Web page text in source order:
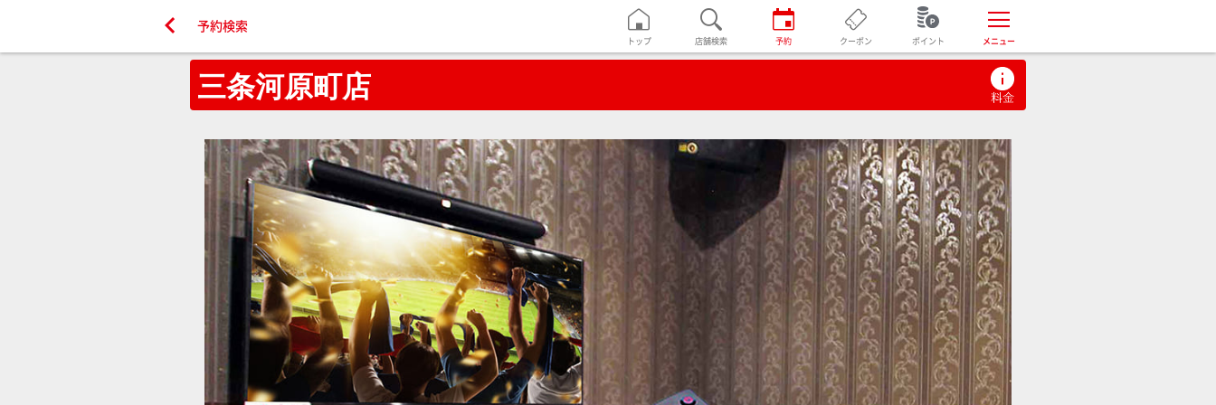
 予約検索
トップ 店舗検索 予約 クーポン ポイント メニュー
三条河原町店